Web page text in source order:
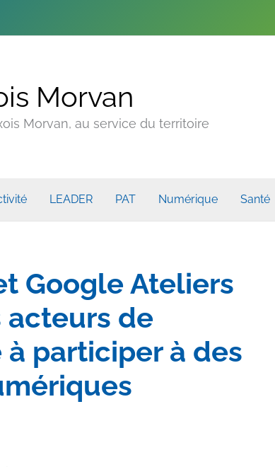
Morvan
Morvan, au service du territoire
LEADER PAT Numérique Santé
Google Ateliers
de
à participer à des